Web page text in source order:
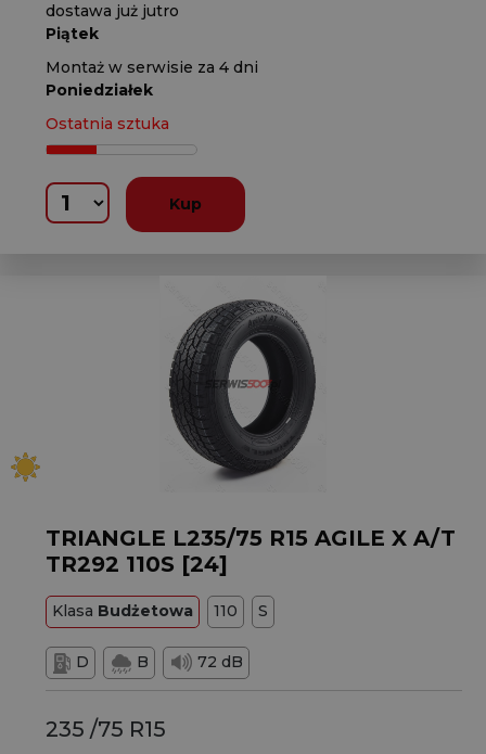
dostawa już jutro
Piątek
Montaż w serwisie za 4 dni
Poniedziałek
Ostatnia sztuka
Kup
TRIANGLE L235/75 R15 AGILE X A/T
TR292 110S [24]
Klasa Budżetowa 110 S
D B 72 dB
235 /75 R15